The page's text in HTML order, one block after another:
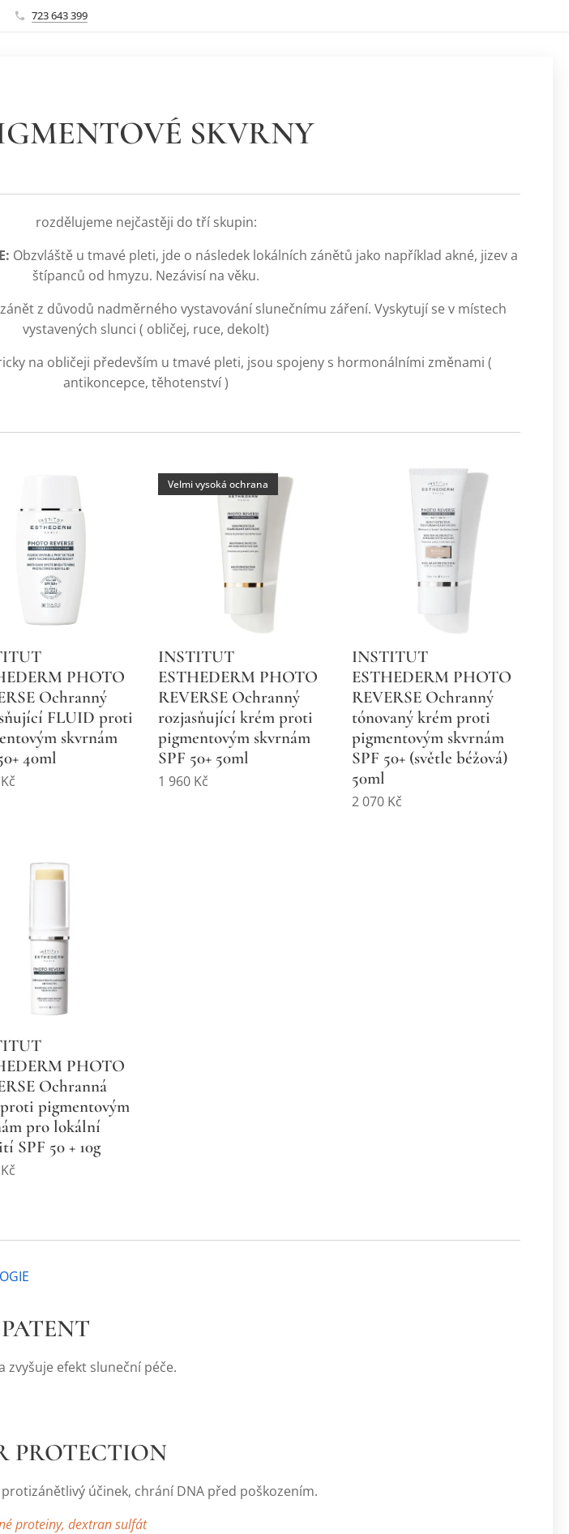
723 643 399
SKVRNY
rozdělujeme nejčastěji do tří skupin:
Obzvláště u tmavé pleti, jde o následek lokálních zánětů jako například akné, jizev a
štípanců od hmyzu. Nezávisí na věku.
z důvodů nadměrného vystavování slunečnímu záření. Vyskytují se v místech
vystavených slunci ( obličej, ruce, dekolt)
na obličeji především u tmavé pleti, jsou spojeny s hormonálními změnami (
antikoncepce, těhotenství )
PHOTO
Ochranný
FLUID proti
skvrnám
40ml
INSTITUT
ESTHEDERM PHOTO
REVERSE Ochranný
rozjasňující krém proti
pigmentovým skvrnám
SPF 50+ 50ml
Velmi vysoká ochrana
1 960 Kč
INSTITUT
ESTHEDERM PHOTO
REVERSE Ochranný
tónovaný krém proti
pigmentovým skvrnám
SPF 50+ (světle béžová)
50ml
2 070Kč
PHOTO
Ochranná
pigmentovým
pro lokální
SPF 50 + 10g
efekt sluneční péče.
PROTECTION
účinek, chrání DNA před poškozením.
proteiny, dextran sulfát